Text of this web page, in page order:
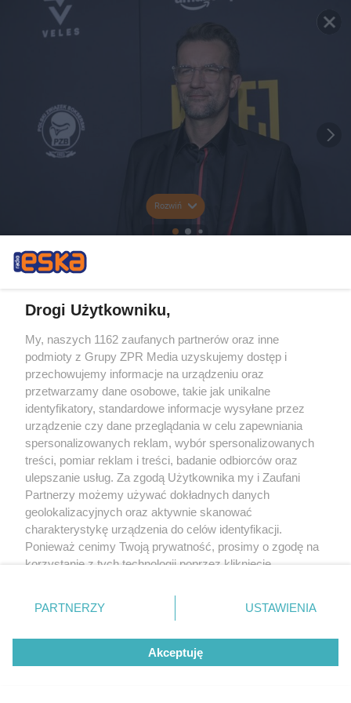
Rozwiń
Drogi Użytkowniku,
My, naszych 1162 zaufanych partnerów oraz inne
podmioty z Grupy ZPR Media uzyskujemy dostęp i
przechowujemy informacje na urządzeniu oraz
przetwarzamy dane osobowe, takie jak unikalne
identyfikatory, standardowe informacje wysyłane przez
urządzenie czy dane przeglądania w celu zapewniania
spersonalizowanych reklam, wybór spersonalizowanych
treści, pomiar reklam i treści, badanie odbiorców oraz
ulepszanie usług. Za zgodą Użytkownika my i Zaufani
Partnerzy możemy używać dokładnych danych
geolokalizacyjnych oraz aktywnie skanować
charakterystykę urządzenia do celów identyfikacji.
Ponieważ cenimy Twoją prywatność, prosimy o zgodę na
korzystanie z tych technologii poprzez kliknięcie
zmienić/wycofać klikając przycisk ustawień prywatności
znajdujący się w lewym dolnym rogu strony
rodzaje przetwarzania danych nie wymagają zgody
użytkownika, ale masz prawo sprzeciwić się takiemu
przetwarzaniu. Preferencje będą miały zastosowanie tylko
PARTNERZY USTAWIENIA
Akceptuję